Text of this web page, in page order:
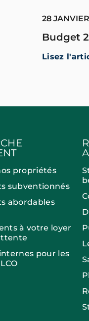
28
Budget
Lisez
propriétés
subventionnés
abordables
à votre loyer
pour les